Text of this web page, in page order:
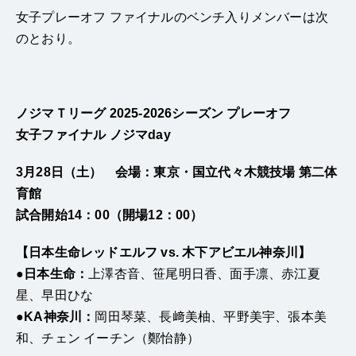
女子プレーオフ ファイナルのベンチ入りメンバーは次
のとおり。
ノジマＴリーグ 2025-2026シーズン プレーオフ
女子ファイナル ノジマday
3月28日（土） 会場：東京・国立代々木競技場 第二体
育館
試合開始14：00（開場12：00）
【日本生命レッドエルフ vs. 木下アビエル神奈川】
●日本生命：
上澤杏音、笹尾明日香、面手凛、赤江夏
星、早田ひな
●KA神奈川： 岡田琴菜、長﨑美柚、平野美宇、張本美
和、チェン イーチン（鄭怡静）